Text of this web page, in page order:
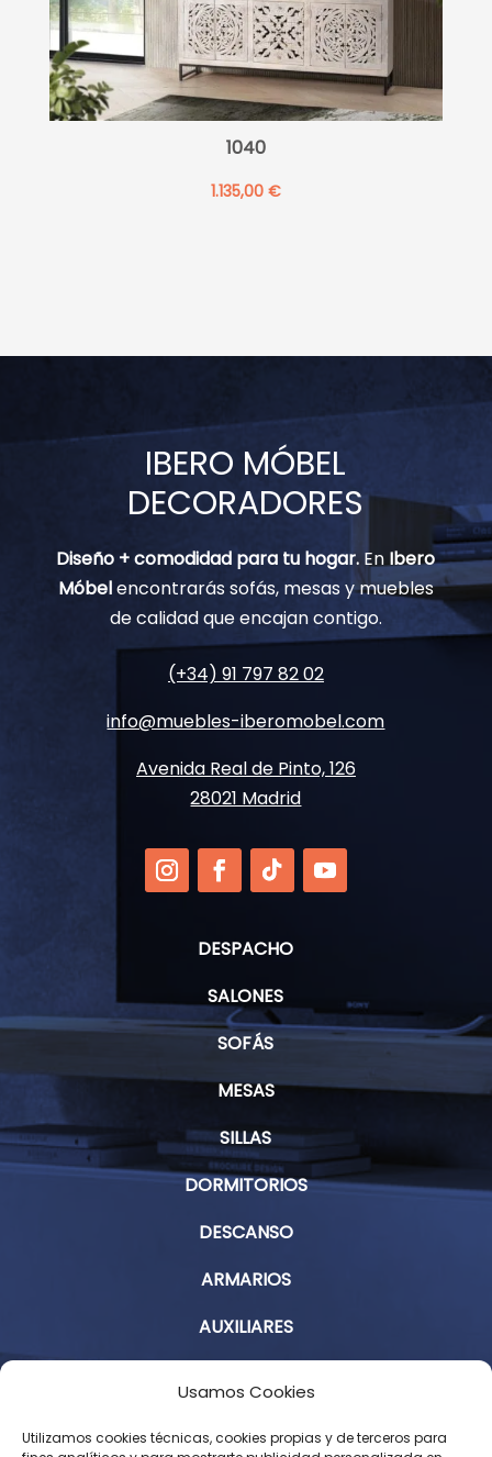
Usamos Cookies
Utilizamos cookies técnicas, cookies propias y de terceros para
1040
1.135,00 €
IBERO MÓBEL
DECORADORES
Diseño + comodidad para tu hogar. EnIbero
Móbelencontrarás sofás, mesas y muebles
de calidad que encajan contigo.
(+34) 91 797 82 02
info@muebles-iberomobel.com
Avenida Real de Pinto, 126
28021 Madrid
DESPACHO
SALONES
SOFÁS
MESAS
SILLAS
DORMITORIOS
DESCANSO
ARMARIOS
AUXILIARES
Aviso Legal
Política de Privacidad